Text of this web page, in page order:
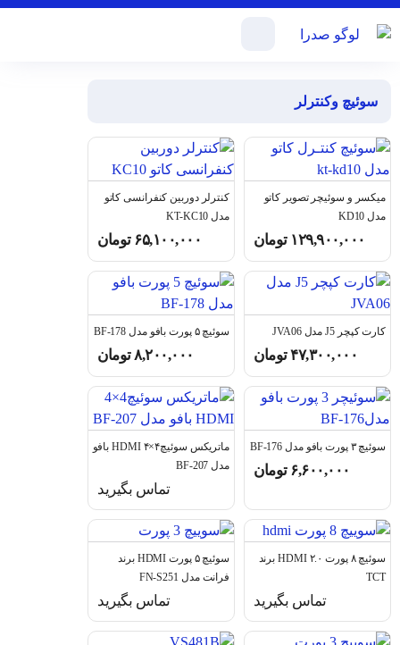
سوئیچ وکنترلر
میکسر و سوئیچر تصویر کاتو
مدل KD10
۱۲۹,۹۰۰,۰۰۰ تومان
کنترلر دوربین کنفرانسی کاتو
مدل KT-KC10
۶۵,۱۰۰,۰۰۰ تومان
کارت کپچر J5 مدل JVA06
۴۷,۳۰۰,۰۰۰تومان
سوئیچ ۵ پورت بافو مدل BF-178
۸,۲۰۰,۰۰۰تومان
سوئیچ ۳ پورت بافو مدل BF-176
۶,۶۰۰,۰۰۰ تومان
ماتریکس سوئیچ۴×۴ HDMI بافو
مدل BF-207
تماس بگیرید
سوئیچ ۸ پورت ۲.۰ HDMI برند
TCT
تماس بگیرید
سوئیچ ۵ پورت HDMI برند
فرانت مدل FN-S251
تماس بگیرید